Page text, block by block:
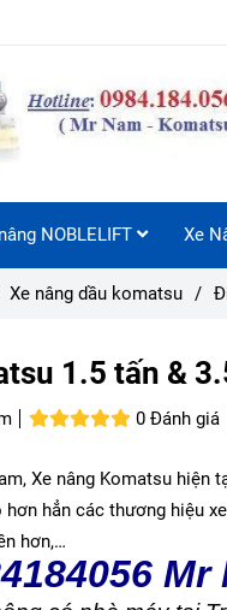
NOBLELIFT Xe
Xe nâng dầu komatsu /
1.5 tấn &
0 Đánh giá
Xe nâng Komatsu
hẳn các thương hiệu
hơn,…
Mr